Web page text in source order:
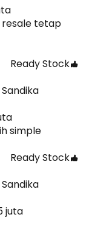
resale tetap
Ready Stock
simple
Ready Stock
juta